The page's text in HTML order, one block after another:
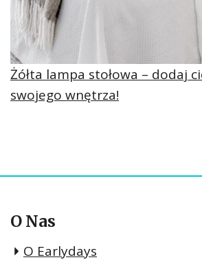
Żółta lampa stołowa – dodaj
swojego wnętrza!
O Nas
O Earlydays